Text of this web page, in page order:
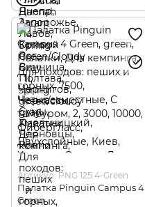
Артикул: PNG 125.4-Green
Палатка Pinguin Campus 4
Green